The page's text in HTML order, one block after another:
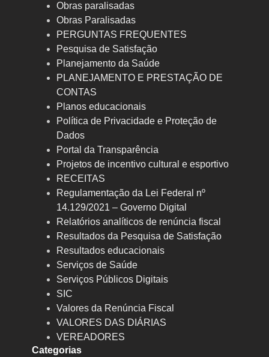
Obras paralisadas
Obras Paralisadas
PERGUNTAS FREQUENTES
Pesquisa de Satisfação
Planejamento da Saúde
PLANEJAMENTO E PRESTAÇÃO DE
CONTAS
Planos educacionais
Política de Privacidade e Proteção de
Dados
Portal da Transparência
Projetos de incentivo cultural e esportivo
RECEITAS
Regulamentação da Lei Federal nº
14.129/2021 – Governo Digital
Relatórios analíticos de renúncia fiscal
Resultados da Pesquisa de Satisfação
Resultados educacionais
Serviços de Saúde
Serviços Públicos Digitais
SIC
Valores da Renúncia Fiscal
VALORES DAS DIÁRIAS
VEREADORES
Categorias